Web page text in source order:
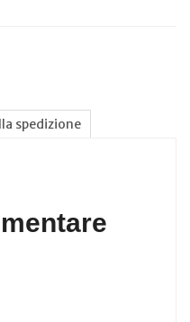
spedizione